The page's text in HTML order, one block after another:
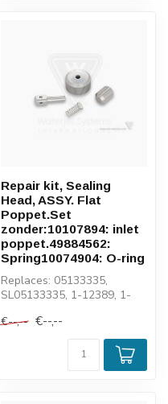
Repair kit, Sealing
Head, ASSY. Flat
Poppet.Set
zonder:10107894: inlet
poppet.49884562:
Spring10074904: O-ring
Replaces: 05133335,
SL05133335, 1-12389, 1-
€--,-- €--,--